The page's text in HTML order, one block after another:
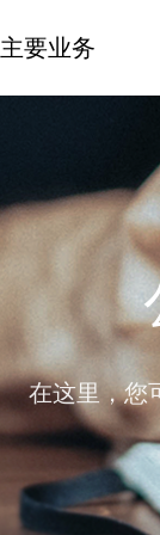
主要业务
在这里，您